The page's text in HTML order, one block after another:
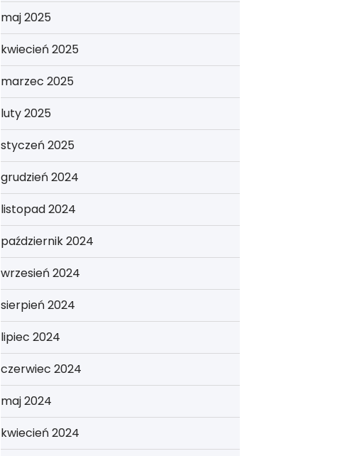
maj 2025
kwiecień 2025
marzec 2025
luty 2025
styczeń 2025
grudzień 2024
listopad 2024
październik 2024
wrzesień 2024
sierpień 2024
lipiec 2024
czerwiec 2024
maj 2024
kwiecień 2024